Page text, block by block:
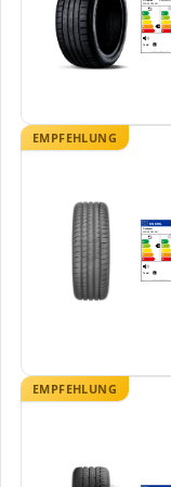
225/40 R20 94Y
A
B
C
D
D
E
A
B
C
D
E
72 dB
EMPFEHLUNG
ENERG
Goodyear
225/40 R20 94Y
C C
70 dB B
EMPFEHLUNG